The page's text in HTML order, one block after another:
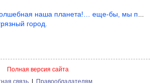
наша планета!… еще-бы, мы понимали это…
город.
Полная версия сайта